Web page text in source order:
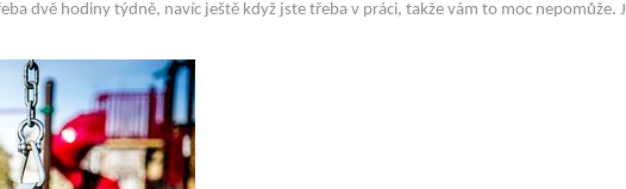
dvě hodiny týdně, navíc ještě když jste třeba v práci, takže vám to moc nepomůže.